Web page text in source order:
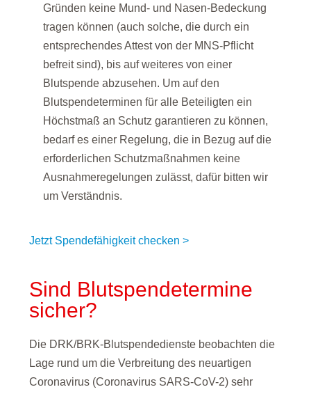
Gründen keine Mund- und Nasen-Bedeckung
tragen können (auch solche, die durch ein
entsprechendes Attest von der MNS-Pflicht
befreit sind), bis auf weiteres von einer
Blutspende abzusehen. Um auf den
Blutspendeterminen für alle Beteiligten ein
Höchstmaß an Schutz garantieren zu können,
bedarf es einer Regelung, die in Bezug auf die
erforderlichen Schutzmaßnahmen keine
Ausnahmeregelungen zulässt, dafür bitten wir
um Verständnis.
Jetzt Spendefähigkeit checken >
Sind Blutspendetermine
sicher?
Die DRK/BRK-Blutspendedienste beobachten die
Lage rund um die Verbreitung des neuartigen
Coronavirus (Coronavirus SARS-CoV-2) sehr